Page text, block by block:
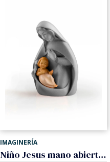
IMAGINERÍA
Niño Jesus mano abierta (Nacimiento Gloria)